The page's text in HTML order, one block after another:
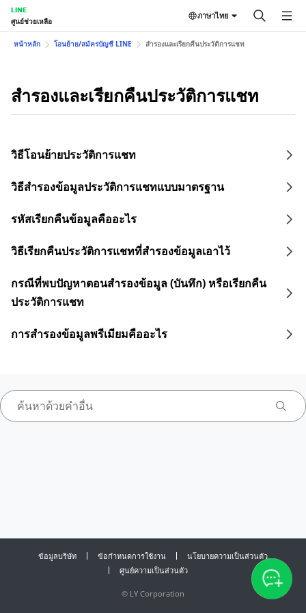
LINE
ศูนย์ช่วยเหลือ
ภาษาไทย
หน้าหลัก โอนย้าย/สมัครบัญชี LINE สำรองและเรียกคืนประวัติการแชท
สำรองและเรียกคืนประวัติการแชท
วิธีโอนย้ายประวัติการแชท
วิธีสำรองข้อมูลประวัติการแชทแบบมาตรฐาน
รหัสเรียกคืนข้อมูลคืออะไร
วิธีเรียกคืนประวัติการแชทที่สำรองข้อมูลเอาไว้
กรณีที่พบปัญหาตอนสำรองข้อมูล (บันทึก) หรือเรียกคืน
ประวัติการแชท
การสำรองข้อมูลพรีเมียมคืออะไร
ข้อมูลบริษัท ข้อกำหนดการใช้งาน
นโยบายความเป็นส่วนตัว
ศูนย์ความเป็นส่วนตัว
© LY Corporation